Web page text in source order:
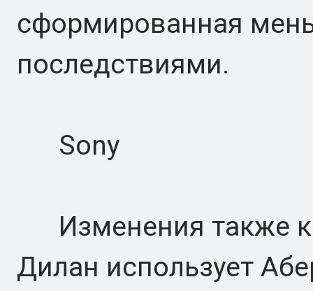
сформированная
последствиями.
Sony
Изменения также
Дилан использует